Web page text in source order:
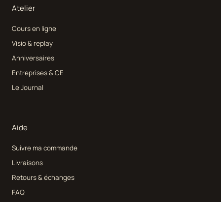
Atelier
Cours en ligne
Visio & replay
Anniversaires
Entreprises & CE
Le Journal
Aide
Suivre ma commande
Livraisons
Retours & échanges
FAQ